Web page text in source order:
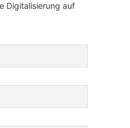
Digitalisierung auf